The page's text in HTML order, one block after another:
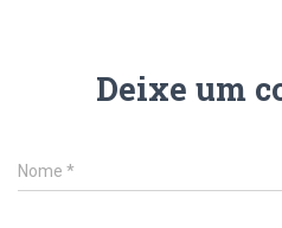
Deixe um
Nome *